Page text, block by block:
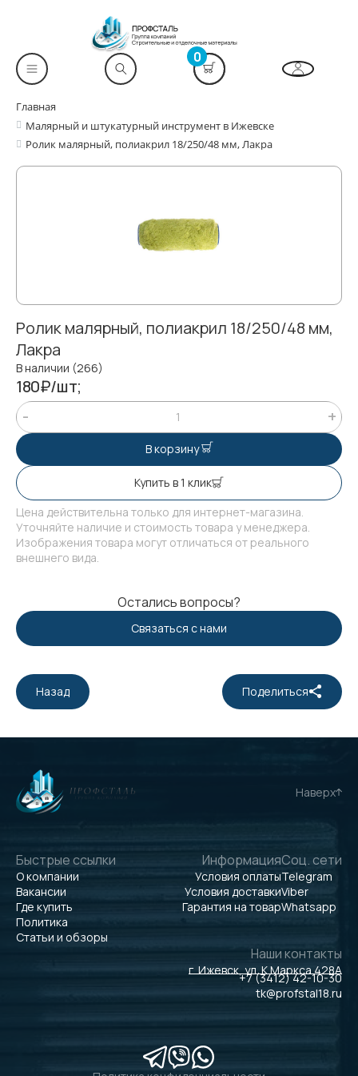
0
Главная
Малярный и штукатурный инструмент в Ижевске
Ролик малярный, полиакрил 18/250/48 мм, Лакра
Ролик малярный, полиакрил 18/250/48 мм,
Лакра
В наличии (266)
180₽/шт;
В корзину
Купить в 1 клик
Цена действительна только для интернет-магазина.
Уточняйте наличие и стоимость товара у менеджера.
Изображения товара могут отличаться от реального
внешнего вида.
Остались вопросы?
Связаться с нами
Назад Поделиться
Наверх
Быстрые ссылки
О компании
Вакансии
Где купить
Политика
Статьи и обзоры
Информация
Условия оплаты
Условия доставки
Гарантия на товар
Соц. сети
Telegram
Viber
Whatsapp
Наши контакты
г. Ижевск, ул. К.Маркса 428А
+7 (3412) 42-10-30
tk@profstal18.ru